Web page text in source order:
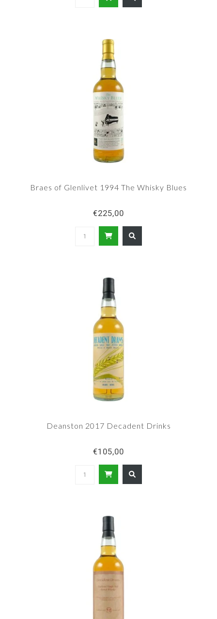
Braes of Glenlivet 1994 The Whisky Blues
€225,00
Deanston 2017 Decadent Drinks
€105,00